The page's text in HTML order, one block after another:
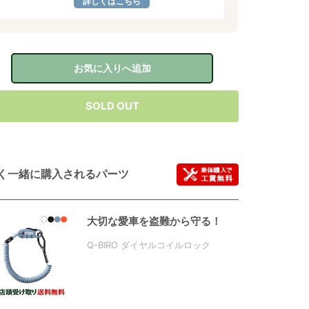
お気に入りへ追加
SOLD OUT
一緒に購入されるパーツ
大切な愛車を盗難から守る！
Q-BIRO ダイヤルコイルロック